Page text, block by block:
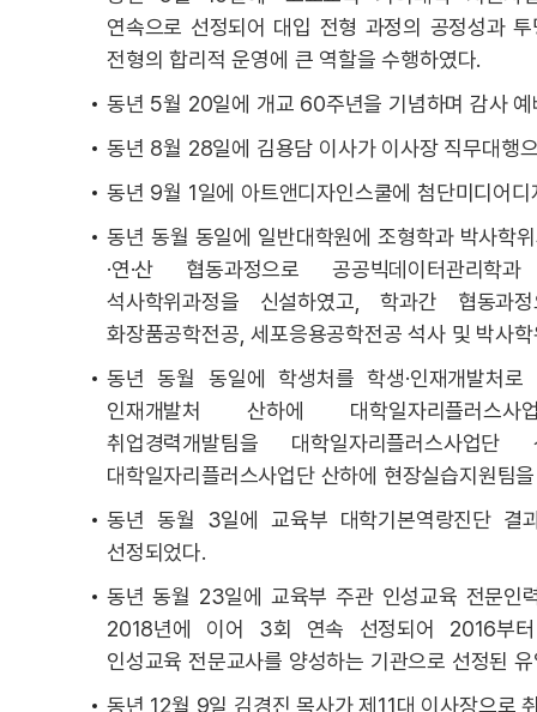
연속으로 선정되어 대입 전형 과정의 공정성과
전형의 합리적 운영에 큰 역할을 수행하였다.
동년 5월 20일에 개교 60주년을 기념하며 감사 예
동년 8월 28일에 김용담 이사가 이사장 직무대행
동년 9월 1일에 아트앤디자인스쿨에 첨단미디어
동년 동월 동일에 일반대학원에 조형학과 박사학
·연·산 협동과정으로 공공빅데이터관리학과
석사학위과정을 신설하였고, 학과간 협동과
화장품공학전공, 세포응용공학전공 석사 및 박사
동년 동월 동일에 학생처를 학생·인재개발처로
인재개발처 산하에 대학일자리플러스사
취업경력개발팀을 대학일자리플러스사업
대학일자리플러스사업단 산하에 현장실습지원팀
동년 동월 3일에 교육부 대학기본역랑진단 결
선정되었다.
동년 동월 23일에 교육부 주관 인성교육 전문인
2018년에 이어 3회 연속 선정되어 2016부터
인성교육 전문교사를 양성하는 기관으로 선정된
동년 12월 9일 김경진 목사가 제11대 이사장으로